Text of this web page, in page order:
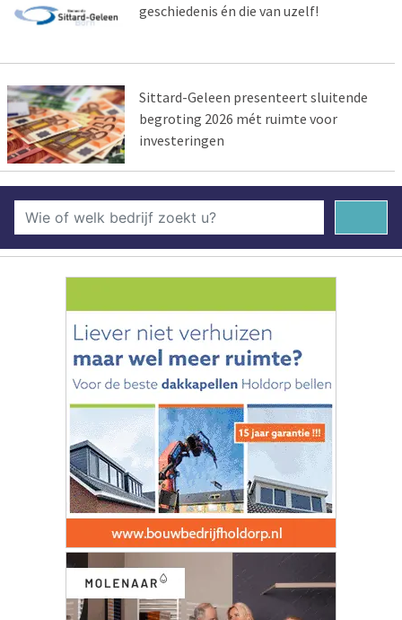
geschiedenis én die van uzelf!
Sittard-Geleen presenteert sluitende
begroting 2026 mét ruimte voor
investeringen